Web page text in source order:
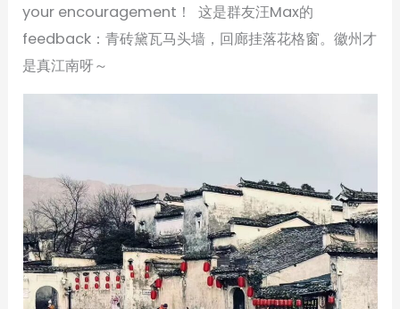
your encouragement！ 这是群友汪Max的
feedback：青砖黛瓦马头墙，回廊挂落花格窗。徽州才
是真江南呀～